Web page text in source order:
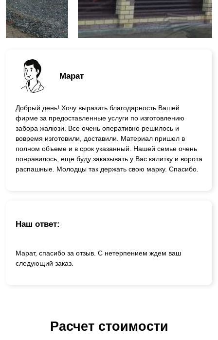
Марат
Добрый день! Хочу выразить благодарность Вашей
фирме за предоставленные услуги по изготовлению
забора жалюзи. Все очень оперативно решилось и
вовремя изготовили, доставили. Материал пришел в
полном объеме и в срок указанный. Нашей семье очень
понравилось, еще буду заказывать у Вас калитку и ворота
распашные. Молодцы так держать свою марку. Спасибо.
Наш ответ:
Марат, спасибо за отзыв. С нетерпением ждем ваш
следующий заказ.
Расчет стоимости